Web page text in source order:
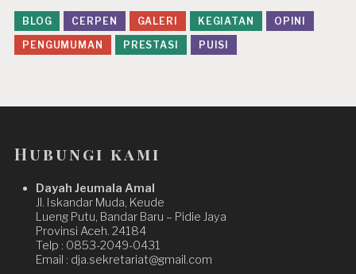
BLOG CERPEN GALERI KEGIATAN
OPINI
PENGUMUMAN
PRESTASI PUISI
Hubungi kami
Dayah Jeumala Amal
Jl. Iskandar Muda, Keude
Lueng Putu, Bandar Baru – Pidie Jaya
Provinsi Aceh. 24184
Telp : 0853-2049-0431
Email : dja.sekretariat@gmail.com